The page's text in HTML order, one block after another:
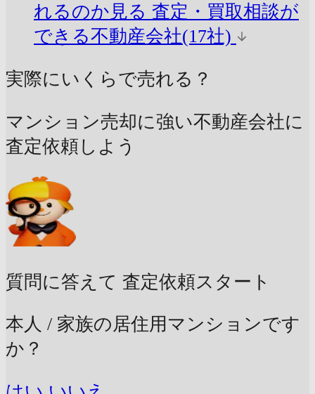
れるのか見る 査定・買取相談が
できる不動産会社(17社)
実際にいくらで売れる？
マンション売却に強い不動産会社に
査定依頼しよう
質問に答えて 査定依頼スタート
本人 / 家族の居住用マンションです
か？